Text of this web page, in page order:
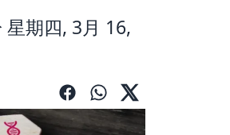
星期四, 3月 16,